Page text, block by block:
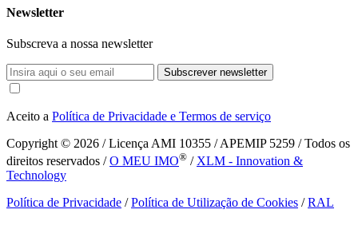
Newsletter
Subscreva a nossa newsletter
Subscrever newsletter
Aceito a Política de Privacidade e Termos de serviço
Copyright © 2026 / Licença AMI 10355 / APEMIP 5259 / Todos os
direitos reservados /O MEU IMO® / XLM - Innovation &
Technology
Política de Privacidade /Política de Utilização de Cookies /RAL